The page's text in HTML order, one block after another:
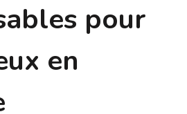
pour
en